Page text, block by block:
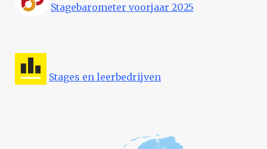
Stagebarometer voorjaar 2025
Stages en leerbedrijven